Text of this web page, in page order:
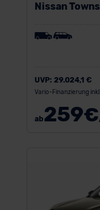
Nissan
UVP: 29.024,1 €
Vario-Finanzierung
ab259€